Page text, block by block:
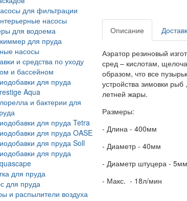
для фильтрации
насосы
для водоема
для пруда
насосы
и средства по уходу
и бассейном
для пруда
Aqua
и бактерии для
для пруда Tetra
для пруда OASE
для пруда Soll
для пруда
для пруда
для пруда
и распылители воздуха
Описание
Аэратор резиновый
сред – кислотам,
образом, что все
устройства зимовки рыб
летней жары.
Размеры:
- Длина - 400мм
- Диаметр - 40мм
- Диаметр штуцера - 5мм
- Макс. - 18л/мин